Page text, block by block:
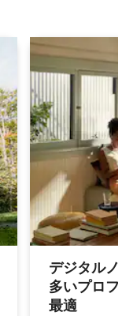
デジタルノ
多⁠いプ⁠ロ⁠フ⁠
最⁠適